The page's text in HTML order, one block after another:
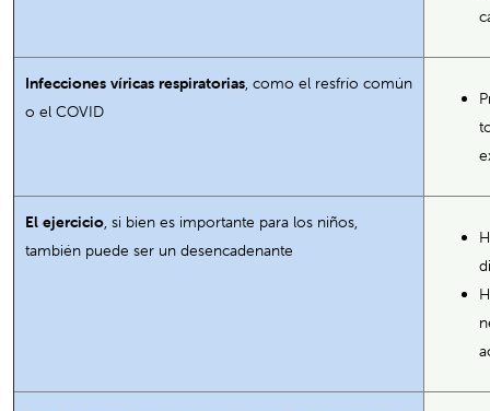
Infecciones víricas respiratorias , como el resfrío común
o el COVID
El ejercicio , si bien es importante para los niños,
también puede ser un desencadenante